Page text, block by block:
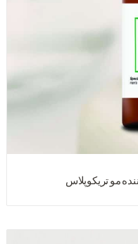
مو تریکوپلاس